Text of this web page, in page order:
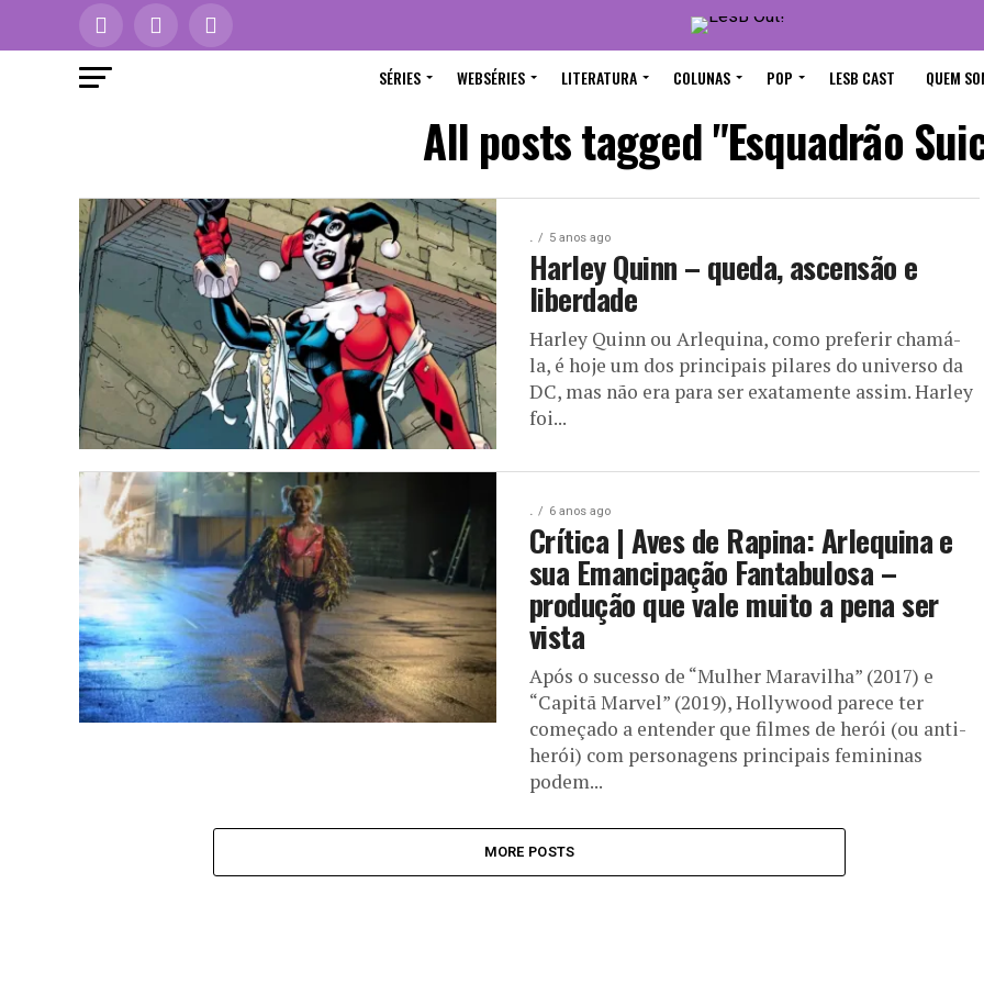
SÉRIES WEBSÉRIES LITERATURA COLUNAS POP LESB CAST QUEM
All posts tagged "Esquadrão
. 5 anos ago
Harley Quinn – queda, ascensão e
liberdade
Harley Quinn ou Arlequina, como preferir chamá-
la, é hoje um dos principais pilares do universo da
DC, mas não era para ser exatamente assim. Harley
foi...
. 6 anos ago
Crítica | Aves de Rapina: Arlequina e
sua Emancipação Fantabulosa –
produção que vale muito a pena ser
vista
Após o sucesso de “Mulher Maravilha” (2017) e
“Capitã Marvel” (2019), Hollywood parece ter
começado a entender que filmes de herói (ou anti-
herói) com personagens principais femininas
podem...
MORE POSTS